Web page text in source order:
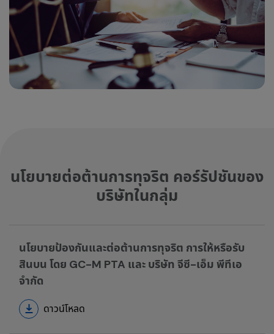
นโยบายต่อต้านการทุจริต คอร์รัปชันของ
บริษัทในกลุ่ม
นโยบายป้องกันและต่อต้านการทุจริต การให้หรือรับ
สินบน โดย GC-M PTA และ บริษัท จีซี-เอ็ม พีทีเอ
จำกัด
ดาวน์โหลด